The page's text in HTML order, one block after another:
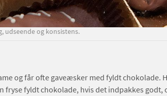
udseende og konsistens.
og får ofte gaveæsker med fyldt chokolade.
fryse fyldt chokolade, hvis det indpakkes godt,